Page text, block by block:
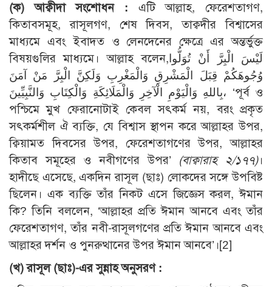
(ক) আক্বীদা সংশোধন : এটি আল্লাহ, ফেরেশতাগণ,
কিতাবসমূহ, রাসূলগণ, শেষ দিবস, তাক্বদীর বিশ্বাসের
মাধ্যমে এবং ইবাদত ও লেনদেনের ক্ষেত্রে এর অন্তর্ভুক্ত
বিষয়গুলির মাধ্যমে। আল্লাহ বলেন,لَيْسَ الْبِرَّ أَنْ تُوَلُّوا
وُجُوهَكُمْ قِبَلَ الْمَشْرِقِ وَالْمَغْرِبِ وَلَكِنَّ الْبِرَّ مَنْ آمَنَ
بِاللهِ وَالْيَوْمِ الْآخِرِ وَالْمَلَائِكَةِ وَالْكِتَابِ وَالنَّبِيِّينَ، ‘পূর্ব ও
পশ্চিমে মুখ ফেরানোটাই কেবল সৎকর্ম নয়, বরং প্রকৃত
সৎকর্মশীল ঐ ব্যক্তি, যে বিশ্বাস স্থাপন করে আল্লাহর উপর,
ক্বিয়ামত দিবসের উপর, ফেরেশতাগণের উপর, আল্লাহর
কিতাব সমূহের ও নবীগণের উপর’ (বাক্বারাহ ২/১৭৭)।
হাদীছে এসেছে, একদিন রাসূল (ছাঃ) লোকদের সঙ্গে উপবিষ্ট
ছিলেন। এক ব্যক্তি তাঁর নিকট এসে জিজ্ঞেস করল, ঈমান
কি? তিনি বললেন, ‘আল্লাহর প্রতি ঈমান আনবে এবং তাঁর
ফেরেশতাগণ, তাঁর নবী-রাসূলগণের প্রতি ঈমান আনবে এবং
আল্লাহর দর্শন ও পুনরুত্থানের উপর ঈমান আনবে’।[2]
(খ) রাসূল (ছাঃ)-এর সুন্নাহ অনুসরণ :